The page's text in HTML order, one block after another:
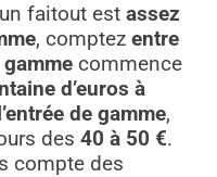
faitout est assez
, comptez entre
commence
d’euros à
de gamme,
des 40 à 50 €.
compte des